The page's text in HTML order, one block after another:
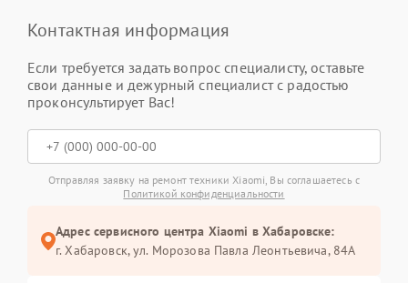
Контактная информация
Если требуется задать вопрос специалисту, оставьте
свои данные и дежурный специалист с радостью
проконсультирует Вас!
Отправляя заявку на ремонт техники Xiaomi, Вы соглашаетесь с
Политикой конфиденциальности
Адрес сервисного центра Xiaomi в Хабаровске:
г. Хабаровск, ул. Морозова Павла Леонтьевича, 84А